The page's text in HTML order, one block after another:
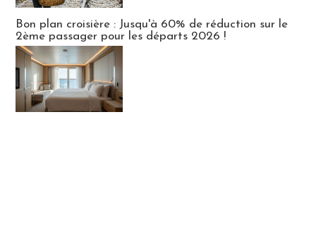
Bon plan croisière : Jusqu'à 60% de réduction sur le
2ème passager pour les départs 2026 !